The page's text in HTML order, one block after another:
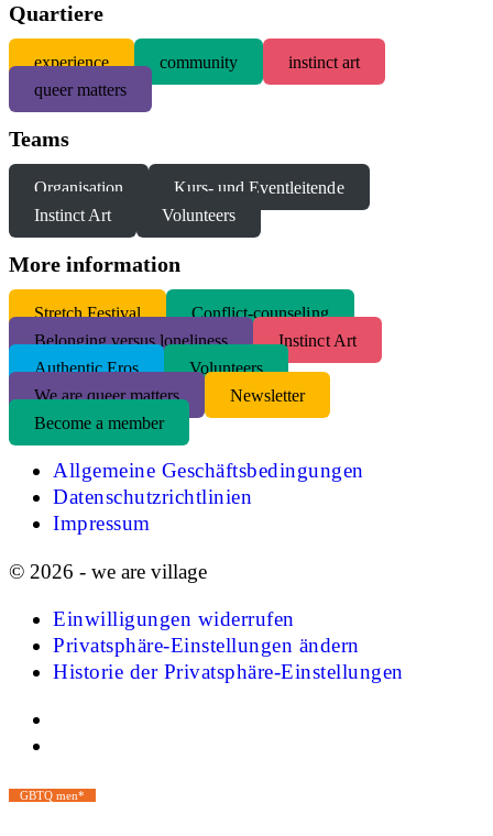
Quartiere
experience community
instinct art
queer matters
Teams
Organisation
Kurs- und Eventleitende
Instinct Art
Volunteers
More information
Stretch Festival
Conflict-counseling
Belonging versus loneliness
Instinct Art
Authentic Eros
Volunteers
We are queer matters
Newsletter
Become a member
Allgemeine Geschäftsbedingungen
Datenschutzrichtlinien
Impressum
© 2026 - we are village
Einwilligungen widerrufen
Privatsphäre-Einstellungen ändern
Historie der Privatsphäre-Einstellungen
GBTQ men*